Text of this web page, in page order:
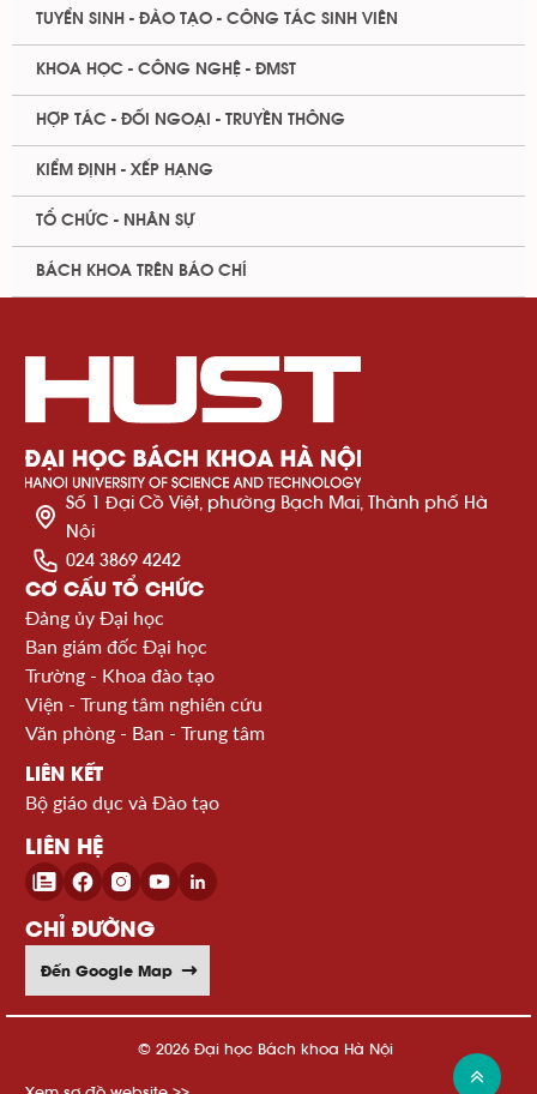
TUYỂN SINH - ĐÀO TẠO - CÔNG TÁC SINH VIÊN
KHOA HỌC - CÔNG NGHỆ - ĐMST
HỢP TÁC - ĐỐI NGOẠI - TRUYỀN THÔNG
KIỂM ĐỊNH - XẾP HẠNG
TỔ CHỨC - NHÂN SỰ
BÁCH KHOA TRÊN BÁO CHÍ
Số 1 Đại Cồ Việt, phường Bạch Mai, Thành phố Hà
Nội
024 3869 4242
CƠ CẤU TỔ CHỨC
Đảng ủy Đại học
Ban giám đốc Đại học
Trường - Khoa đào tạo
Viện - Trung tâm nghiên cứu
Văn phòng - Ban - Trung tâm
LIÊN KẾT
Bộ giáo dục và Đào tạo
LIÊN HỆ
CHỈ ĐƯỜNG
Đến Google Map
© 2026 Đại học Bách khoa Hà Nội